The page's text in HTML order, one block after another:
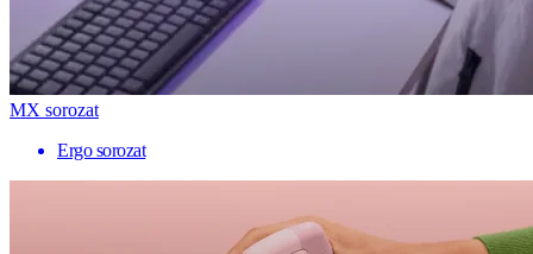
MX sorozat
Ergo sorozat